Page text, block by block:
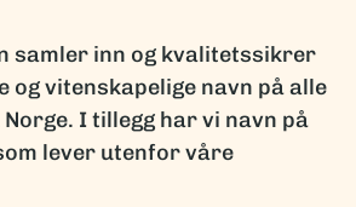
samler inn og kvalitetssikrer
og vitenskapelige navn på alle
I tillegg har vi navn på
lever utenfor våre